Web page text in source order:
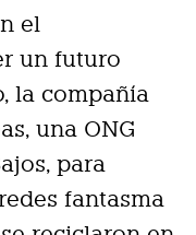
el
un futuro
la compañía
una ONG
para
fantasma